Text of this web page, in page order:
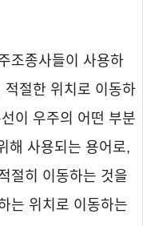
조종사들이 사용하
절한 위치로 이동하
이 우주의 어떤 부분
해 사용되는 용어로,
절히 이동하는 것을
는 위치로 이동하는